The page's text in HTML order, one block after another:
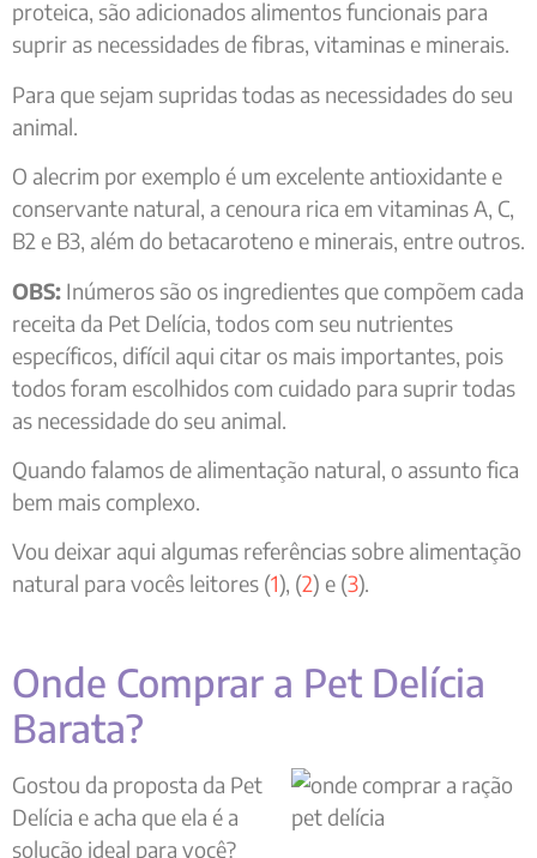
proteica, são adicionados alimentos funcionais para
suprir as necessidades de fibras, vitaminas e minerais.
Para que sejam supridas todas as necessidades do seu
animal.
O alecrim por exemplo é um excelente antioxidante e
conservante natural, a cenoura rica em vitaminas A, C,
B2 e B3, além do betacaroteno e minerais, entre outros.
OBS: Inúmeros são os ingredientes que compõem cada
receita da Pet Delícia, todos com seu nutrientes
específicos, difícil aqui citar os mais importantes, pois
todos foram escolhidos com cuidado para suprir todas
as necessidade do seu animal.
Quando falamos de alimentação natural, o assunto fica
bem mais complexo.
Vou deixar aqui algumas referências sobre alimentação
natural para vocês leitores (1), (2) e (3).
Onde Comprar a Pet Delícia
Barata?
Gostou da proposta da Pet
Delícia e acha que ela é a
solução ideal para você?